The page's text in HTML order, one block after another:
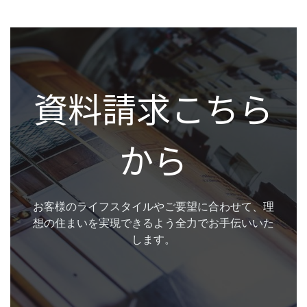
資料請求こちら
から
お客様のライフスタイルやご要望に合わせて、理
想の住まいを実現できるよう全力でお手伝いいた
します。